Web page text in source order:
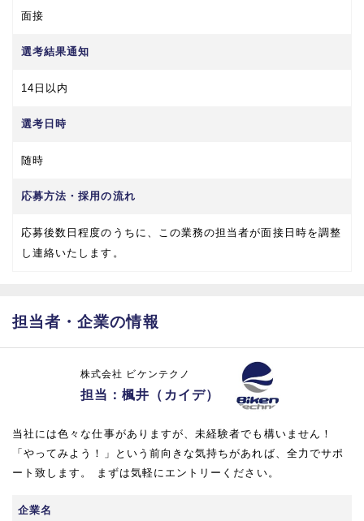
面接
選考結果通知
14日以内
選考日時
随時
応募方法・採用の流れ
応募後数日程度のうちに、この業務の担当者が面接日時を調整
し連絡いたします。
担当者・企業の情報
株式会社 ビケンテクノ
担当：楓井（カイデ）
当社には色々な仕事がありますが、未経験者でも構いません！
「やってみよう！」という前向きな気持ちがあれば、全力でサポ
ート致します。 まずは気軽にエントリーください。
企業名